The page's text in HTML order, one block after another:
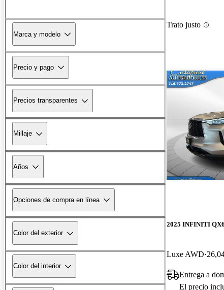
Marca y modelo
Precio y pago
Precios transparentes
Millaje
Años
Opciones de compra en línea
Color del exterior
Color del interior
Trato justo
2025 INFINITI
Luxe AWD
Entrega a
El precio